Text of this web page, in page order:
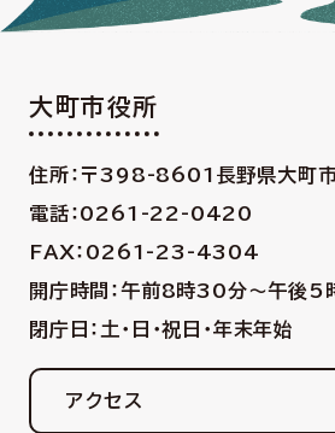
大町市役所
住所：〒398-8601 長野県大町
電話：0261-22-0420
FAX：0261-23-4304
開庁時間：午前8時30分〜午後5
閉庁日：土・日・祝日・年末年始
アクセス